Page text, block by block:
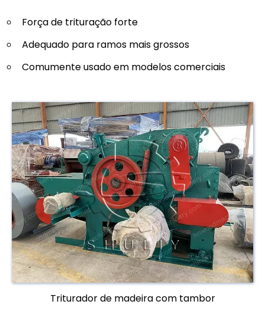
Força de trituração forte
Adequado para ramos mais grossos
Comumente usado em modelos comerciais
Triturador de madeira com tambor